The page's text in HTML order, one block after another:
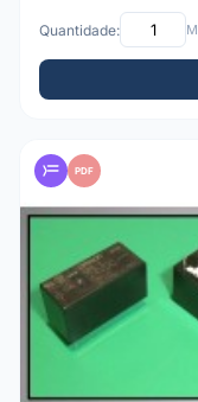
Quantidade:
PDF